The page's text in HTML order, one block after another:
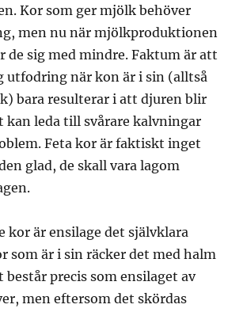
Kor som ger mjölk behöver
men nu när mjölkproduktionen
de sig med mindre. Faktum är att
utfodring när kon är i sin (alltså
bara resulterar i att djuren blir
kan leda till svårare kalvningar
Feta kor är faktiskt inget
glad, de skall vara lagom
kor är ensilage det självklara
som är i sin räcker det med halm
består precis som ensilaget av
men eftersom det skördas